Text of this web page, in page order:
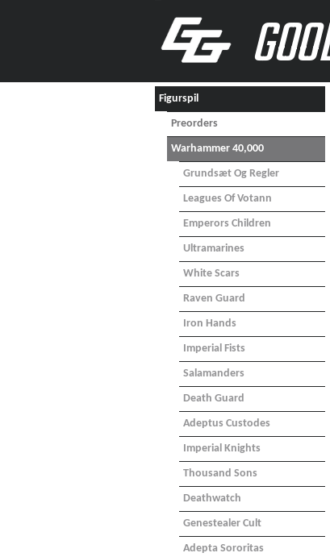
Figurspil
Preorders
Warhammer 40,000
Grundsæt Og Regler
Leagues Of Votann
Emperors Children
Ultramarines
White Scars
Raven Guard
Iron Hands
Imperial Fists
Salamanders
Death Guard
Adeptus Custodes
Imperial Knights
Thousand Sons
Deathwatch
Genestealer Cult
Adepta Sororitas